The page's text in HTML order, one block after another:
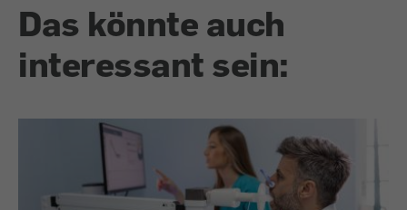
Das könnte auch
interessant sein: